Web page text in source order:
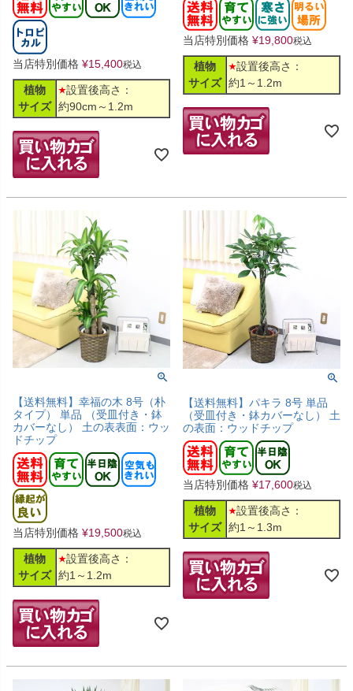
当店特別価格 ¥15,400税込
植物
サイズ
設置後高さ：
約90cm～1.2m
当店特別価格 ¥19,800税込
植物
サイズ
設置後高さ：
約1～1.2m
【送料無料】幸福の木 8号（朴
タイプ） 単品 （受皿付き・鉢
カバーなし） 土の表表面：ウッ
ドチップ
当店特別価格 ¥19,500税込
植物
サイズ
設置後高さ：
約1～1.2m
【送料無料】パキラ 8号 単品
（受皿付き・鉢カバーなし） 土
の表面：ウッドチップ
当店特別価格 ¥17,600税込
植物
サイズ
設置後高さ：
約1～1.3m